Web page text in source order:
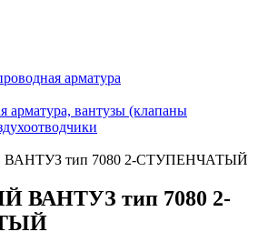
арматура
арматура, вантузы (клапаны
тип 7080 2-СТУПЕНЧАТЫЙ
тип 7080 2-